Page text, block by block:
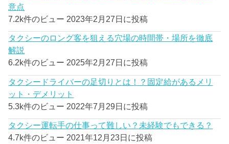
意点
7.2k件のビュー 2023年2月27日に投稿
タクシーのロング客を狙える穴場の時間帯・場所を徹底
解説
6.2k件のビュー 2025年2月27日に投稿
タクシードライバーの足切りとは！？固定給があるメリ
ット・デメリット
5.3k件のビュー 2022年7月29日に投稿
タクシー運転手の仕事って難しい？未経験でもできる？
4.7k件のビュー 2021年12月23日に投稿